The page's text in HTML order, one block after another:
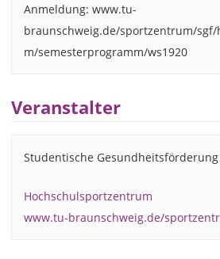
Anmeldung: www.tu-
braunschweig.de/sportzentrum/
m/semesterprogramm/ws1920
Veranstalter
Studentische Gesundheitsförderung
Hochschulsportzentrum
www.tu-braunschweig.de/